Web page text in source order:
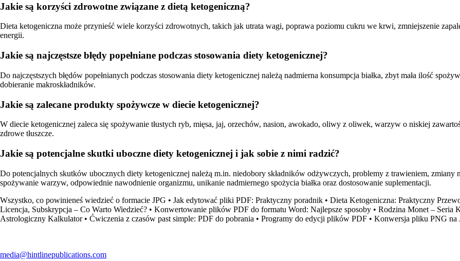
Jakie są korzyści zdrowotne związane z dietą ketogeniczną?
Dieta ketogeniczna może przynieść wiele korzyści zdrowotnych, takich jak utrata wagi, poprawa poziomu cukru we krwi, zmniejszenie
energii.
Jakie są najczęstsze błędy popełniane podczas stosowania diety ketogenicznej?
Do najczęstszych błędów popełnianych podczas stosowania diety ketogenicznej należą nadmierna konsumpcja białka, zbyt mała ilość
dobieranie makroskładników.
Jakie są zalecane produkty spożywcze w diecie ketogenicznej?
W diecie ketogenicznej zaleca się spożywanie tłustych ryb, mięsa, jaj, orzechów, nasion, awokado, oliwy z oliwek, warzyw o niskiej
zdrowe tłuszcze.
Jakie są potencjalne skutki uboczne diety ketogenicznej i jak sobie z nimi radzić?
Do potencjalnych skutków ubocznych diety ketogenicznej należą m.in. niedobory składników odżywczych, problemy z trawieniem, zmiany
spożywanie warzyw, odpowiednie nawodnienie organizmu, unikanie nadmiernego spożycia białka oraz dostosowanie suplementacji.
Wszystko, co powinieneś wiedzieć o formacie JPG • Jak edytować pliki PDF: Praktyczny poradnik • Dieta Ketogeniczna: Praktyczny
Licencja, Subskrypcja – Co Warto Wiedzieć? • Konwertowanie plików PDF do formatu Word: Najlepsze sposoby • Rodzina Monet – Seria
Astrologiczny Kalkulator• Ćwiczenia z czasów past simple: PDF do pobrania • Programy do edycji plików PDF • Konwersja pliku PNG na
media@hintlinepublications.com